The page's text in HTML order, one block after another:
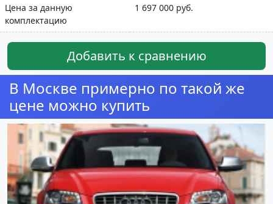
Цена за данную
комплектацию
1 697 000 руб.
Добавить к сравнению
В Москве примерно по такой же
цене можно купить